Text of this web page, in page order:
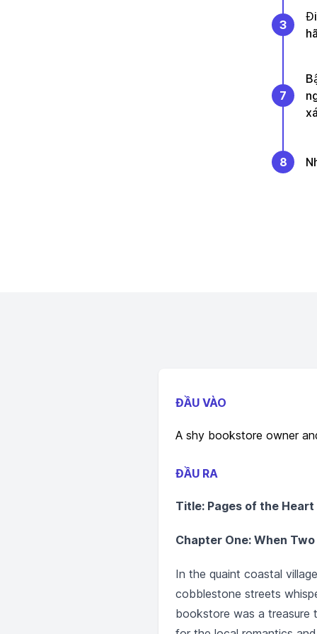
3
7
8
ĐẦU VÀO
A shy bookstore owner
ĐẦU RA
Title: Pages of the Heart
Chapter One: When
In the quaint coastal
cobblestone streets
bookstore was a treasure